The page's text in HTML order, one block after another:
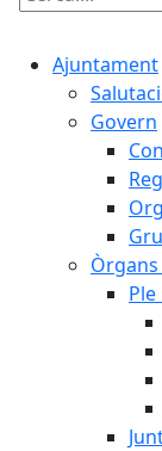
Cercar:
Ajuntament
Govern